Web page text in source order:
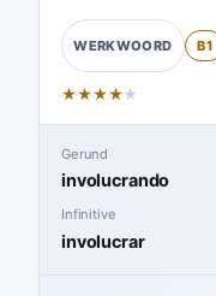
WERKWOORD B1
★★★★★
Gerund
involucrando
Infinitive
involucrar